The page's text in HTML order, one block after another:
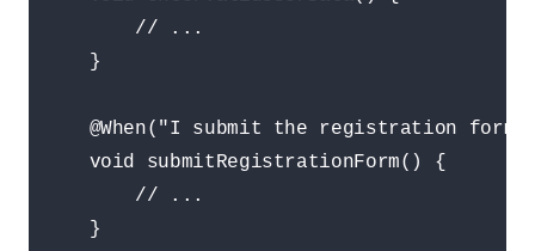
        // ...
    }
@When("I submit the registration
    void submitRegistrationForm() {
        // ...
    }